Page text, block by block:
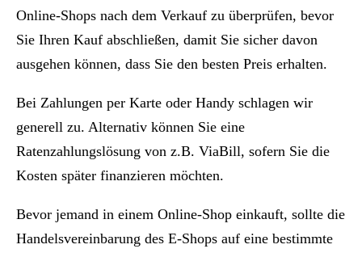
Online-Shops nach dem Verkauf zu überprüfen, bevor
Sie Ihren Kauf abschließen, damit Sie sicher davon
ausgehen können, dass Sie den besten Preis erhalten.
Bei Zahlungen per Karte oder Handy schlagen wir
generell zu. Alternativ können Sie eine
Ratenzahlungslösung von z.B. ViaBill, sofern Sie die
Kosten später finanzieren möchten.
Bevor jemand in einem Online-Shop einkauft, sollte die
Handelsvereinbarung des E-Shops auf eine bestimmte